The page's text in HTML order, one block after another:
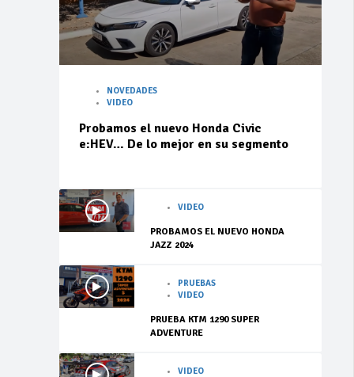
NOVEDADES
VIDEO
Probamos el nuevo Honda Civic
e:HEV… De lo mejor en su segmento
VIDEO
PROBAMOS EL NUEVO HONDA
JAZZ 2024
PRUEBAS
VIDEO
PRUEBA KTM 1290 SUPER
ADVENTURE
VIDEO